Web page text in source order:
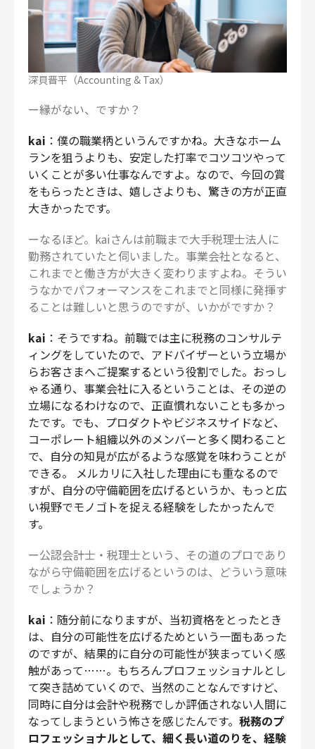
深貝晋平（Accounting & Tax）
ー縁がない、ですか？
kai ：僕の職業柄というんですかね。大きなホーム
ランを狙うよりも、安定した打率でコツコツやって
いくことが多い仕事なんですよ。なので、今回の賞
をもらったときは、嬉しさよりも、驚きの方が正直
大きかったです。
ーなるほど。kaiさんは前職まで大手税理士法人に
勤務されていたと伺いました。事業会社となると、
これまでと働き方が大きく変わりますよね。そうい
うなかでパフォーマンスをこれまでと同様に発揮す
ることは難しいと思うのですが、いかがですか？
kai ：そうですね。前職では主に税務のコンサルテ
ィングをしていたので、アドバイザーという立場か
らお客さまへご提案するという役割でした。おっし
ゃる通り、事業会社に入るということは、その逆の
立場になるわけなので、正直慣れないことも多かっ
たです。でも、プロダクトやビジネスサイドなど、
コーポレート組織以外のメンバーと多く関わること
で、自分の知見が広がるような感覚を味わうことが
できる。 メルカリに入社した理由にも重なるので
すが、自分の守備範囲を広げるというか、もっと広
い視野でモノゴトを捉える経験をしたかったんで
す。
ー公認会計士・税理士という、その道のプロであり
ながら守備範囲を広げるというのは、どういう意味
でしょうか？
kai ：随分前になりますが、当初資格をとったとき
は、自分の可能性を広げるためという一面もあった
のですが、結果的に自分の可能性が狭まっていく感
触があって……。もちろんプロフェッショナルとし
て突き詰めていくので、当然のことなんですけど、
同時に自分は会計や税務でしか評価されない人間に
なってしまうという怖さを感じたんです。 税務のプ
ロフェッショナルとして、細く長い道のりを、経験